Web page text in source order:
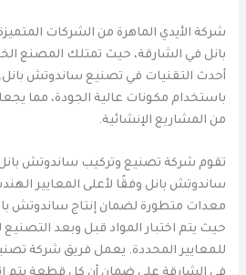
شركة الأيدي الماهرة من الشركات
بانل في الشارقة، حيث تمتلك المصنع
أحدث التقنيات في تصنيع ساندوتش
باستخدام مكونات عالية الجودة، مما
من المشاريع الإنشائية.
تقوم شركة تصنيع وتركيب ساندوتش
ساندوتش بانل وفقًا لأعلى المعايير
معدات متطورة لضمان إنتاج ساندوتش
حيث يتم اختبار المواد قبل وبعد
للمعايير المحددة. يعمل فريق شركة